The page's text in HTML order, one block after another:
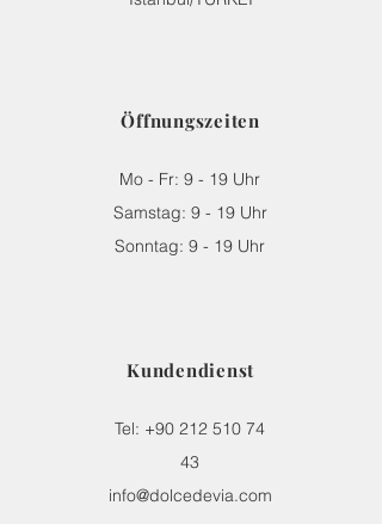
Öffnungszeiten
Mo - Fr: 9 - 19 Uhr
​​Samstag: 9 - 19 Uhr
​Sonntag: 9 - 19 Uhr
Kundendienst
Tel: +90 212 510 74
43
info@dolcedevia.com